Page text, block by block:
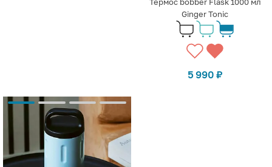
Ginger Tonic
5 990 ₽